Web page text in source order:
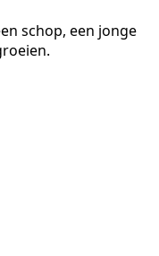
schop, een jonge